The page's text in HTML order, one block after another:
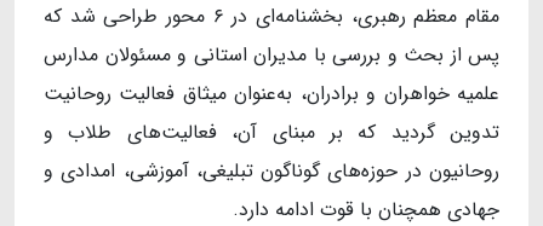
مقام معظم رهبری، بخشنامه‌ای در ۶ ‌محور طراحی شد که
پس از بحث و بررسی با مدیران استانی و مسئولان مدارس
علمیه خواهران و برادران، به‌عنوان میثاق فعالیت روحانیت
تدوین گردید که بر مبنای آن، فعالیت‌های طلاب و
روحانیون در حوزه‌های گوناگون تبلیغی، آموزشی، امدادی و
جهادی همچنان با قوت ادامه دارد.